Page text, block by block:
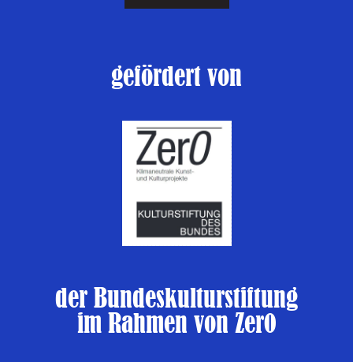
gefördert von
der Bundeskulturstiftung
im Rahmen von Zer0